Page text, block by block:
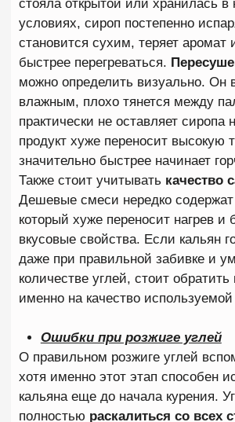
Иногда человек не чувствует выраженной горечи
неприятное першение или жжение. Если горчит в
горле кальян, причина далеко не всегда связана с
плохим табаком.
Слишком горячий дым
Наиболее распространенная причина
Когда температура внутри чаши становится
слишком высокой, дым теряет мягкость и
начинает раздражать слизистую оболочку горла.
Появляется ощущение сухости, першения или
даже легкого жжения. Чем дольше продолжается
перегрев, тем сильнее становятся неприятные
Высокая крепость табака
Не каждый табак подходит каждому человеку.
Если раньше вы курили легкие смеси, а затем
решили попробовать крепкий продукт на основе
достаточно резко. Иногда это воспринимается как
горечь, хотя фактически причиной является
высокая концентрация никотина. Особенно часто
такая реакция возникает у новичков.
Обезвоживание во время курения
Мало кто связывает неприятные ощущения в